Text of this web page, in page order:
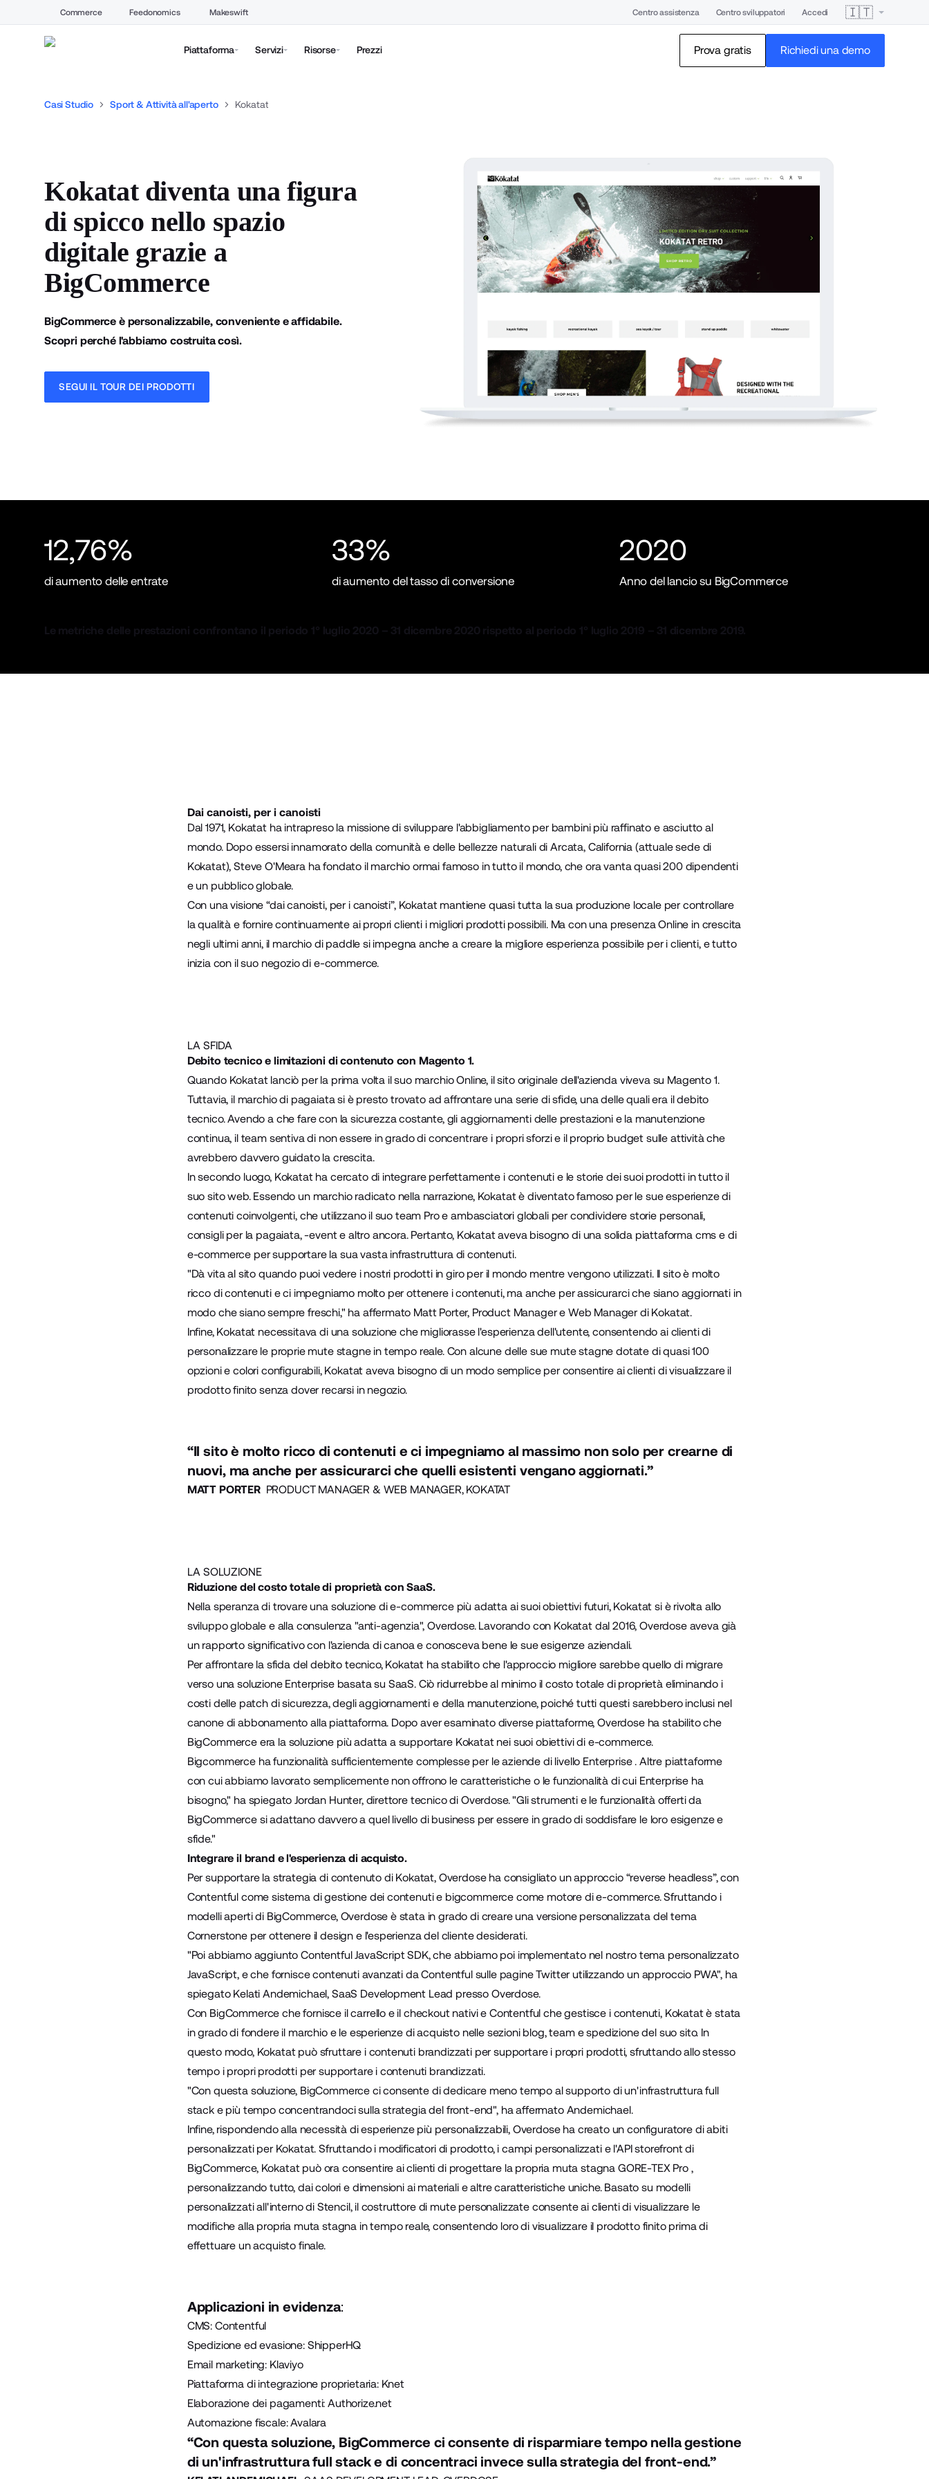
Commerce Feedonomics Makeswift Centro assistenza Centro sviluppatori Accedi 🇮🇹
Piattaforma Servizi Risorse Prezzi Prova gratis Richiedi una demo
Casi Studio Sport & Attività all'aperto Kokatat
Kokatat diventa una figura
di spicco nello spazio
digitale grazie a
BigCommerce
BigCommerce è personalizzabile, conveniente e affidabile.
Scopri perché l'abbiamo costruita così.
SEGUI IL TOUR DEI PRODOTTI
12,76%
di aumento delle entrate
33%
di aumento del tasso di conversione
2020
Anno del lancio su BigCommerce
Le metriche delle prestazioni confrontano il periodo 1° luglio 2020 – 31 dicembre 2020 rispetto al periodo 1° luglio 2019 – 31 dicembre 2019.
Dai canoisti, per i canoisti
Dal 1971, Kokatatha intrapreso la missione di sviluppare l'abbigliamento per bambini più raffinato e asciutto al
mondo. Dopo essersi innamorato della comunità e delle bellezze naturali di Arcata, California (attuale sede di
Kokatat), Steve O'Meara ha fondato il marchio ormai famoso in tutto il mondo, che ora vanta quasi 200 dipendenti
e un pubblico globale.
Con una visione “dai canoisti, per i canoisti”, Kokatat mantiene quasi tutta la sua produzione locale per controllare
la qualità e fornire continuamente ai propri clienti i migliori prodotti possibili. Ma con una presenza Online in crescita
negli ultimi anni, il marchio di paddle si impegna anche a creare la migliore esperienza possibile per i clienti, e tutto
inizia con il suo negozio di e-commerce.
LA SFIDA
Debito tecnico e limitazioni di contenuto con Magento 1.
Quando Kokatat lanciò per la prima volta il suo marchio Online, il sito originale dell'azienda viveva su Magento 1.
Tuttavia, il marchio di pagaiata si è presto trovato ad affrontare una serie di sfide, una delle quali era il debito
tecnico. Avendo a che fare con la sicurezza costante, gli aggiornamenti delle prestazioni e la manutenzione
continua, il team sentiva di non essere in grado di concentrare i propri sforzi e il proprio budget sulle attività che
avrebbero davvero guidato la crescita.
In secondo luogo, Kokatat ha cercato di integrare perfettamente i contenuti e le storie dei suoi prodotti in tutto il
suo sito web. Essendo un marchio radicato nella narrazione, Kokatat è diventato famoso per le sue esperienze di
contenuti coinvolgenti, che utilizzano il suo team Pro e ambasciatori globali per condividere storie personali,
consigli per la pagaiata, -event e altro ancora. Pertanto, Kokatat aveva bisogno di una solida piattaforma cms e di
e-commerce per supportare la sua vasta infrastruttura di contenuti.
"Dà vita al sito quando puoi vedere i nostri prodotti in giro per il mondo mentre vengono utilizzati. Il sito è molto
ricco di contenuti e ci impegniamo molto per ottenere i contenuti, ma anche per assicurarci che siano aggiornati in
modo che siano sempre freschi," ha affermato Matt Porter, Product Manager e Web Manager di Kokatat.
Infine, Kokatat necessitava di una soluzione che migliorasse l'esperienza dell'utente, consentendo ai clienti di
personalizzare le proprie mute stagne in tempo reale. Con alcune delle sue mute stagne dotate di quasi 100
opzioni e colori configurabili, Kokatat aveva bisogno di un modo semplice per consentire ai clienti di visualizzare il
prodotto finito senza dover recarsi in negozio.
“Il sito è molto ricco di contenuti e ci impegniamo al massimo non solo per crearne di
nuovi, ma anche per assicurarci che quelli esistenti vengano aggiornati.”
MATT PORTERPRODUCT MANAGER & WEB MANAGER, KOKATAT
LA SOLUZIONE
Riduzione del costo totale di proprietà con SaaS.
Nella speranza di trovare una soluzione di e-commerce più adatta ai suoi obiettivi futuri, Kokatat si è rivolta allo
sviluppo globale e alla consulenza "anti-agenzia",Overdose. Lavorando con Kokatat dal 2016, Overdose aveva già
un rapporto significativo con l'azienda di canoa e conosceva bene le sue esigenze aziendali.
Per affrontare la sfida del debito tecnico, Kokatat ha stabilito che l'approccio migliore sarebbe quello di migrare
verso una soluzione Enterprise basata su SaaS. Ciò ridurrebbe al minimo il costo totale di proprietà eliminando i
costi delle patch di sicurezza, degli aggiornamenti e della manutenzione, poiché tutti questi sarebbero inclusi nel
canone di abbonamento alla piattaforma. Dopo aver esaminato diverse piattaforme, Overdose ha stabilito che
BigCommerce era la soluzione più adatta a supportare Kokatat nei suoi obiettivi di e-commerce.
Bigcommerce ha funzionalità sufficientemente complesse per le aziende di livello Enterprise . Altre piattaforme
con cui abbiamo lavorato semplicemente non offrono le caratteristiche o le funzionalità di cui Enterprise ha
bisogno," ha spiegato Jordan Hunter, direttore tecnico di Overdose. "Gli strumenti e le funzionalità offerti da
BigCommerce si adattano davvero a quel livello di business per essere in grado di soddisfare le loro esigenze e
sfide."
Integrare il brand e l'esperienza di acquisto.
Per supportare la strategia di contenuto di Kokatat, Overdose ha consigliato un approccio “reverse headless”, con
Contentful come sistema di gestione dei contenuti e bigcommerce come motore di e-commerce. Sfruttando i
modelli aperti di BigCommerce, Overdose è stata in grado di creare una versione personalizzata deltema
Cornerstoneper ottenere il design e l'esperienza del cliente desiderati.
"Poi abbiamo aggiunto Contentful JavaScript SDK, che abbiamo poi implementato nel nostro tema personalizzato
JavaScript, e che fornisce contenuti avanzati da Contentful sulle pagine Twitter utilizzando un approccio PWA", ha
spiegato Kelati Andemichael, SaaS Development Lead presso Overdose.
Con BigCommerce che fornisce il carrello e il checkout nativi e Contentful che gestisce i contenuti, Kokatat è stata
in grado di fondere il marchio e le esperienze di acquisto nelle sezioni blog, team e spedizione del suo sito. In
questo modo, Kokatat può sfruttare i contenuti brandizzati per supportare i propri prodotti, sfruttando allo stesso
tempo i propri prodotti per supportare i contenuti brandizzati.
"Con questa soluzione, BigCommerce ci consente di dedicare meno tempo al supporto di un'infrastruttura full
stack e più tempo concentrandoci sulla strategia del front-end", ha affermato Andemichael.
Infine, rispondendo alla necessità di esperienze più personalizzabili, Overdose ha creato unconfiguratore di abiti
personalizzatiper Kokatat. Sfruttando i modificatori di prodotto, i campi personalizzati e l'API storefront di
BigCommerce, Kokatat può ora consentire ai clienti di progettare la propria muta stagna GORE-TEX Pro ,
personalizzando tutto, dai colori e dimensioni ai materiali e altre caratteristiche uniche. Basato su modelli
personalizzati all'interno di Stencil, il costruttore di mute personalizzate consente ai clienti di visualizzare le
modifiche alla propria muta stagna in tempo reale, consentendo loro di visualizzare il prodotto finito prima di
effettuare un acquisto finale.
Applicazioni in evidenza:
CMS: Contentful
Spedizione ed evasione: ShipperHQ
Email marketing: Klaviyo
Piattaforma di integrazione proprietaria: Knet
Elaborazione dei pagamenti:Authorize.net
Automazione fiscale:Avalara
“Con questa soluzione, BigCommerce ci consente di risparmiare tempo nella gestione
di un'infrastruttura full stack e di concentraci invece sulla strategia del front-end.”